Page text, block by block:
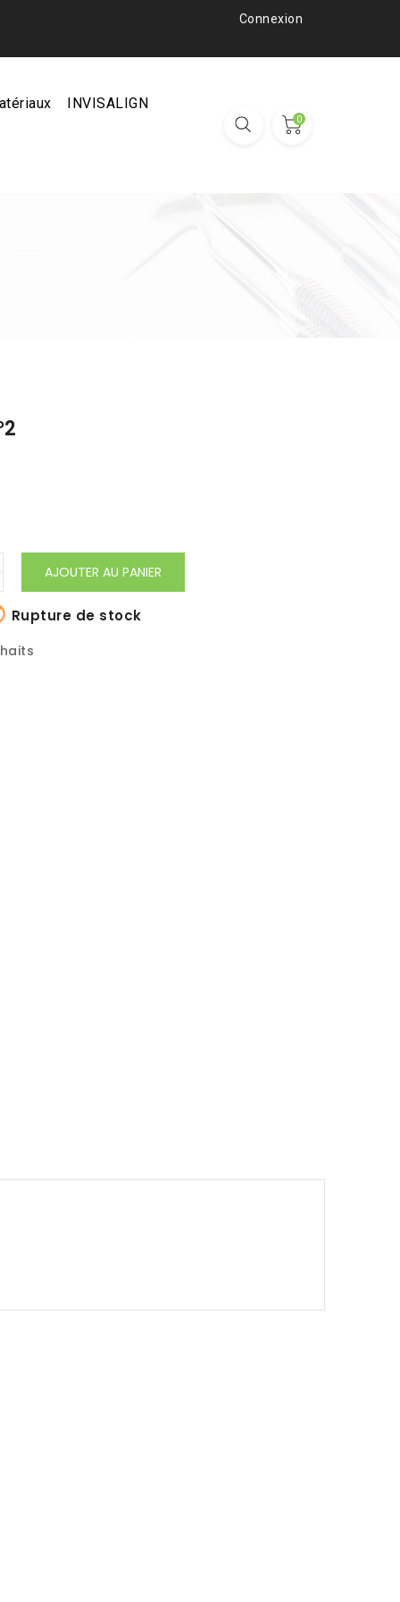
Connexion
INVISALIGN
0
AJOUTER AU PANIER
Rupture de stock